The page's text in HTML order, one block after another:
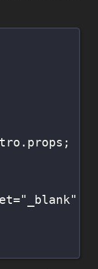
=" _blank"